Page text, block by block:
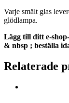
Varje smält glas
glödlampa.
Lägg till ditt e-
& nbsp ; beställa
Relaterade